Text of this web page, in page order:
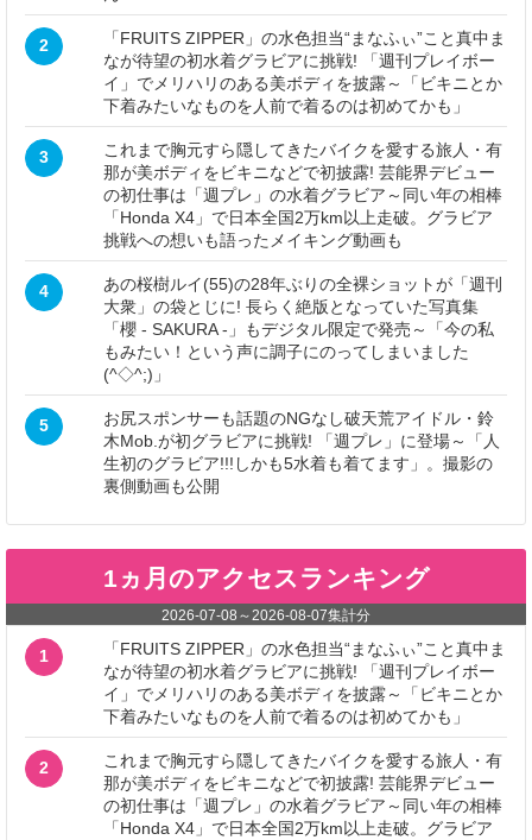
2
「FRUITS ZIPPER」の水色担当“まなふぃ”こと真中ま
なが待望の初水着グラビアに挑戦! 「週刊プレイボー
イ」でメリハリのある美ボディを披露～「ビキニとか
下着みたいなものを人前で着るのは初めてかも」
3
これまで胸元すら隠してきたバイクを愛する旅人・有
那が美ボディをビキニなどで初披露! 芸能界デビュー
の初仕事は「週プレ」の水着グラビア～同い年の相棒
「Honda X4」で日本全国2万km以上走破。グラビア
挑戦への想いも語ったメイキング動画も
4
あの桜樹ルイ(55)の28年ぶりの全裸ショットが「週刊
大衆」の袋とじに! 長らく絶版となっていた写真集
「櫻 - SAKURA -」もデジタル限定で発売～「今の私
もみたい！という声に調子にのってしまいました
(^◇^;)」
5
お尻スポンサーも話題のNGなし破天荒アイドル・鈴
木Mob.が初グラビアに挑戦! 「週プレ」に登場～「人
生初のグラビア!!!しかも5水着も着てます」。撮影の
裏側動画も公開
1ヵ月のアクセスランキング
2026-07-08 ～2026-08-07集計分
1
「FRUITS ZIPPER」の水色担当“まなふぃ”こと真中ま
なが待望の初水着グラビアに挑戦! 「週刊プレイボー
イ」でメリハリのある美ボディを披露～「ビキニとか
下着みたいなものを人前で着るのは初めてかも」
2
これまで胸元すら隠してきたバイクを愛する旅人・有
那が美ボディをビキニなどで初披露! 芸能界デビュー
の初仕事は「週プレ」の水着グラビア～同い年の相棒
「Honda X4」で日本全国2万km以上走破。グラビア